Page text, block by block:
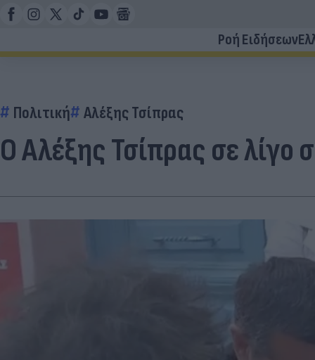
Ροή Ειδήσεων
Πολιτική Αλέξης Τσίπρας
Ο Αλέξης Τσίπρας σε λίγο